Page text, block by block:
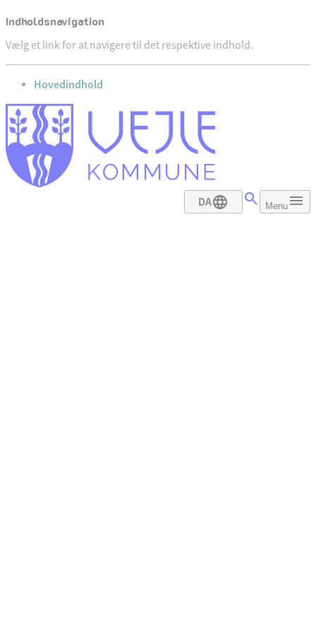
Indholdsnavigation
Vælg et link for at navigere til det respektive indhold.
gå til
Hovedindhold
DA Menu